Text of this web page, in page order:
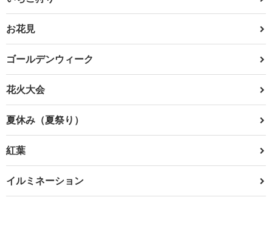
お花見
ゴールデンウィーク
花火大会
夏休み（夏祭り）
紅葉
イルミネーション